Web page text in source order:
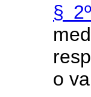
§ 2º
o